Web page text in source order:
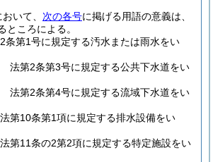
いて、 次の各号に掲げる用語の意義は、
ところによる。
第1号に規定する汚水または雨水をい
法第2条第3号に規定する公共下水道をい
法第2条第4号に規定する流域下水道をい
第10条第1項に規定する排水設備をい
第11条の2第2項に規定する特定施設をい